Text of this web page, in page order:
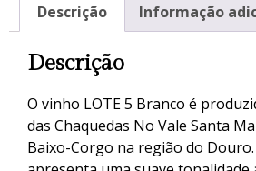
Descrição Informação
Descrição
O vinho LOTE 5 Branco é
das Chaquedas No Vale Santa
Baixo-Corgo na região do